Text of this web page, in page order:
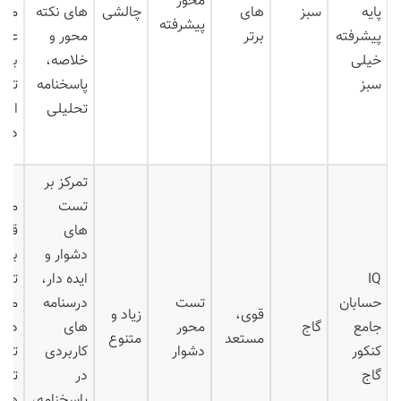
پایه
پیشرفته
خیلی
سبز
سبز
های
برتر
پیشرفته
چالشی
های نکته
محور و
خلاصه،
پاسخنامه
تحلیلی
IQ
حسابان
جامع
کنکور
گاج
گاج
قوی،
مستعد
تست
محور
دشوار
زیاد و
متنوع
تمرکز بر
تست
های
دشوار و
ایده دار،
درسنامه
های
کاربردی
در